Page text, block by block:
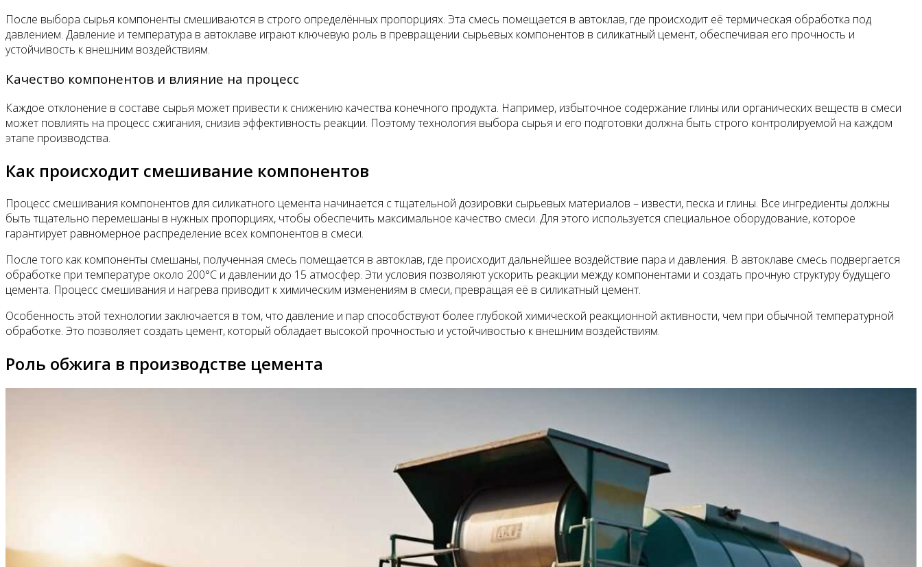
После выбора сырья компоненты смешиваются в строго определённых пропорциях. Эта смесь помещается в автоклав, где происходит её термическая обработка под
давлением. Давление и температура в автоклаве играют ключевую роль в превращении сырьевых компонентов в силикатный цемент, обеспечивая его прочность и
устойчивость к внешним воздействиям.
Качество компонентов и влияние на процесс
Каждое отклонение в составе сырья может привести к снижению качества конечного продукта. Например, избыточное содержание глины или органических веществ в смеси
может повлиять на процесс сжигания, снизив эффективность реакции. Поэтому технология выбора сырья и его подготовки должна быть строго контролируемой на каждом
этапе производства.
Как происходит смешивание компонентов
Процесс смешивания компонентов для силикатного цемента начинается с тщательной дозировки сырьевых материалов – извести, песка и глины. Все ингредиенты должны
быть тщательно перемешаны в нужных пропорциях, чтобы обеспечить максимальное качество смеси. Для этого используется специальное оборудование, которое
гарантирует равномерное распределение всех компонентов в смеси.
После того как компоненты смешаны, полученная смесь помещается в автоклав, где происходит дальнейшее воздействие пара и давления. В автоклаве смесь подвергается
обработке при температуре около 200°C и давлении до 15 атмосфер. Эти условия позволяют ускорить реакции между компонентами и создать прочную структуру будущего
цемента. Процесс смешивания и нагрева приводит к химическим изменениям в смеси, превращая её в силикатный цемент.
Особенность этой технологии заключается в том, что давление и пар способствуют более глубокой химической реакционной активности, чем при обычной температурной
обработке. Это позволяет создать цемент, который обладает высокой прочностью и устойчивостью к внешним воздействиям.
Роль обжига в производстве цемента